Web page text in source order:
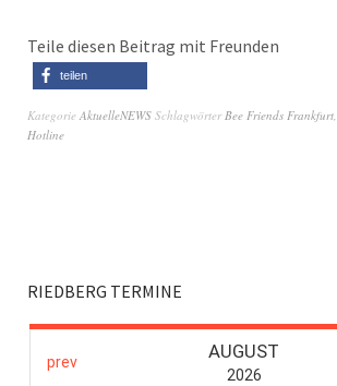
Teile diesen Beitrag mit Freunden
teilen
Kategorie AktuelleNEWS SchlagwörterBee Friends Frankfurt,
Hotline
RIEDBERG TERMINE